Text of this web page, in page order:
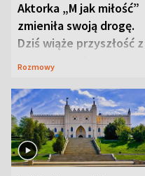
Aktorka „M jak miłość”
zmieniła swoją drogę.
Dziś wiąże przyszłość z
neurobiologią
Rozmowy